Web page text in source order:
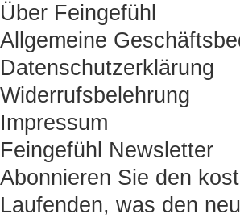
Über Feingefühl
Allgemeine
Datenschutzerklärung
Widerrufsbelehrung
Impressum
Feingefühl Newsletter
Abonnieren Sie den
Laufenden, was den